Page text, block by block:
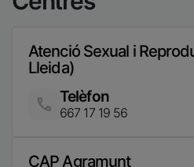
CAP Agramunt
Carrer de la Verge del Socors, 13
ImatgeTelèfon